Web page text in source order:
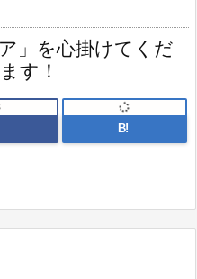
」を心掛けてくだ
す！
B!